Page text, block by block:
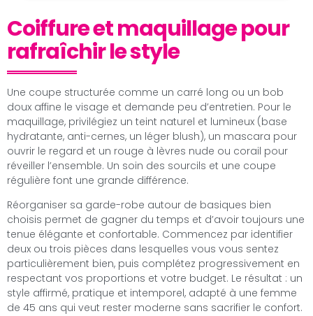
Coiffure et maquillage pour
rafraîchir le style
Une coupe structurée comme un carré long ou un bob
doux affine le visage et demande peu d’entretien. Pour le
maquillage, privilégiez un teint naturel et lumineux (base
hydratante, anti-cernes, un léger blush), un mascara pour
ouvrir le regard et un rouge à lèvres nude ou corail pour
réveiller l’ensemble. Un soin des sourcils et une coupe
régulière font une grande différence.
Réorganiser sa garde-robe autour de basiques bien
choisis permet de gagner du temps et d’avoir toujours une
tenue élégante et confortable. Commencez par identifier
deux ou trois pièces dans lesquelles vous vous sentez
particulièrement bien, puis complétez progressivement en
respectant vos proportions et votre budget. Le résultat : un
style affirmé, pratique et intemporel, adapté à une femme
de 45 ans qui veut rester moderne sans sacrifier le confort.